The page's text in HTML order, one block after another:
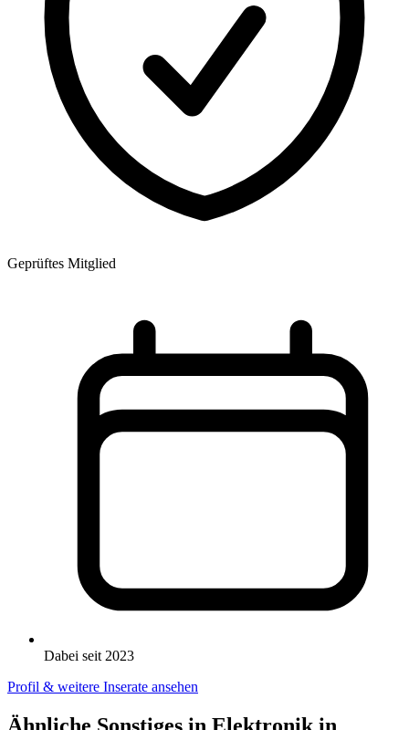
Geprüftes Mitglied
Dabei seit 2023
Profil & weitere Inserate ansehen